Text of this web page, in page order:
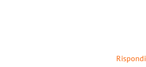
Rispondi